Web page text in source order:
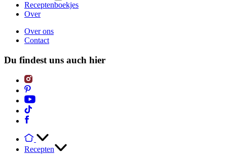
Receptenboekjes
Over
Over ons
Contact
Du findest uns auch hier
Recepten